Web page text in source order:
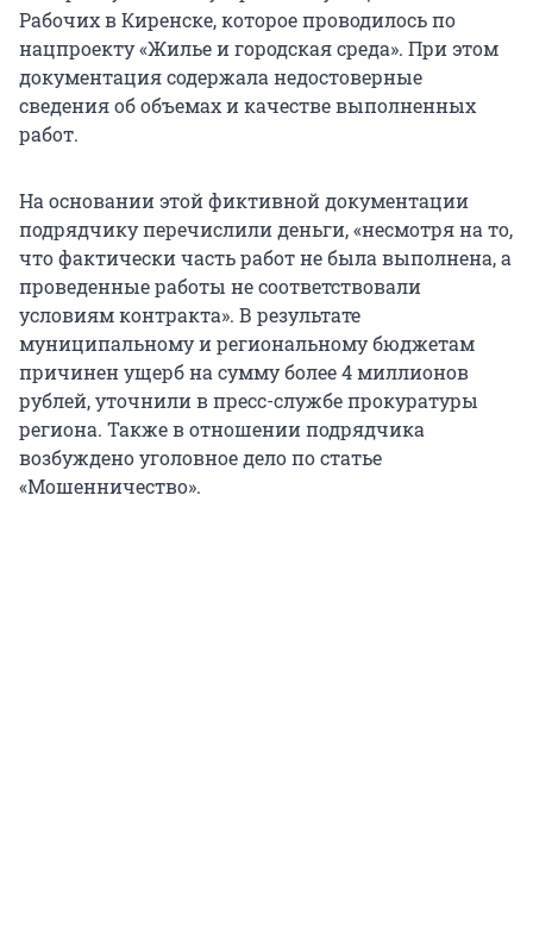
Рабочих в Киренске, которое проводилось по
нацпроекту «Жилье и городская среда». При этом
документация содержала недостоверные
сведения об объемах и качестве выполненных
работ.
На основании этой фиктивной документации
подрядчику перечислили деньги, «несмотря на то,
что фактически часть работ не была выполнена, а
проведенные работы не соответствовали
условиям контракта». В результате
муниципальному и региональному бюджетам
причинен ущерб на сумму более 4 миллионов
рублей, уточнили в пресс-службе прокуратуры
региона. Также в отношении подрядчика
возбуждено уголовное дело по статье
«Мошенничество».